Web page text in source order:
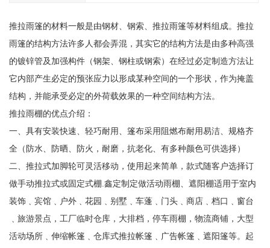
推拉雨篷的材料一般是由钢材、钢索、推拉雨篷等材料组成。推拉
雨篷的结构方法许多人都会弄混，其实它的结构方法是由多种高强
的镀锌管及加强构件（钢架、钢柱或钢索）在经过必定制造方法让
它内部产生必定的预张应力以形成某种空间的一个形状，作为掩盖
结构，并能承受必定的外荷载效果的一种空间结构方法。
推拉雨棚的优点介绍：
一、具有安装快速、轻巧耐用、篷布采用阻燃布耐用易洁、规格齐
全（防水、防晒、防火，耐磨，抗老化、有多种颜色可供选择）
二、推拉式加脚轮可灵活移动，使用起来简单，款式随客户选择订
做手动推拉式或固定式棚.鑫定制定做活动雨棚、遮阳棚适用于室内
装饰﹑宾馆﹑户外﹑花园﹑别墅﹑车蓬﹑门头﹑商店﹑档口﹑窗台
﹑旅游景点，工厂临时仓库，大排档，停车雨棚，物流商铺，大型
活动场所﹑伸缩帐篷﹑仓库式推拉帐篷﹑广告帐篷﹑遮阳篷等。起